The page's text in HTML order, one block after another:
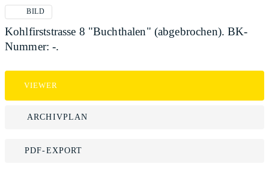
BILD
Kohlfirststrasse 8 "Buchthalen" (abgebrochen). BK-
Nummer: -.
VIEWER
ARCHIVPLAN
PDF-EXPORT